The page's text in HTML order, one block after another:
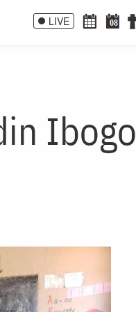
LIVE 08
Ibogo